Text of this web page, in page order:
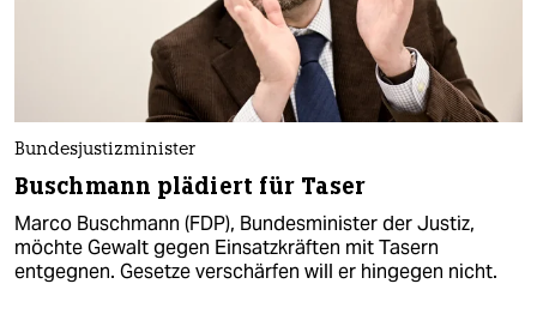
Bundesjustizminister
Buschmann plädiert für Taser
Marco Buschmann (FDP), Bundesminister der Justiz,
möchte Gewalt gegen Einsatzkräften mit Tasern
entgegnen. Gesetze verschärfen will er hingegen nicht.